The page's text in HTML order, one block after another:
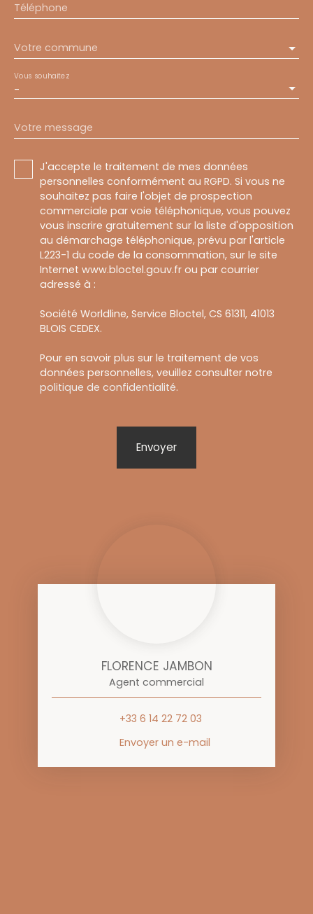
Téléphone
Votre commune
-
Vous souhaitez
Votre message
J'accepte le traitement de mes données
personnelles conformément au RGPD. Si vous ne
souhaitez pas faire l'objet de prospection
commerciale par voie téléphonique, vous pouvez
vous inscrire gratuitement sur la liste d'opposition
au démarchage téléphonique, prévu par l'article
L223-1 du code de la consommation, sur le site
Internet www.bloctel.gouv.fr ou par courrier
adressé à :
Société Worldline, Service Bloctel, CS 61311, 41013
BLOIS CEDEX.
Pour en savoir plus sur le traitement de vos
données personnelles, veuillez consulter notre
politique de confidentialité.
Envoyer
FLORENCE JAMBON
Agent commercial
+33 6 14 22 72 03
Envoyer un e-mail